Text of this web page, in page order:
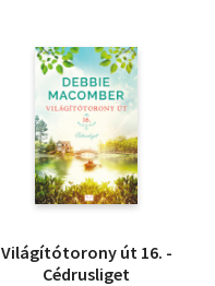
Világítótorony út 16. -
Cédrusliget